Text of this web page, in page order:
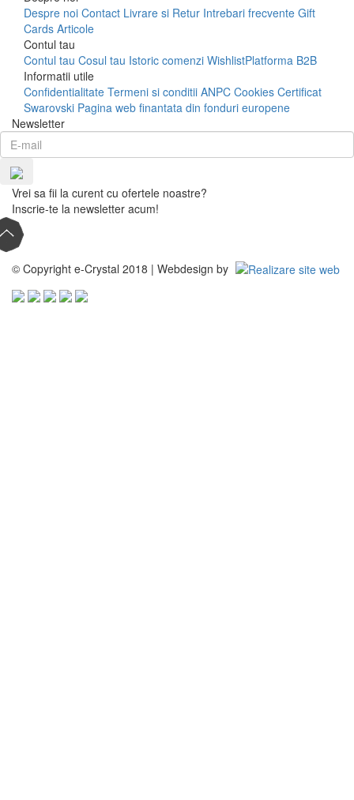
Despre noi Contact Livrare si Retur Intrebari frecvente Gift
Cards Articole
Contul tau
Contul tau Cosul tau Istoric comenzi WishlistPlatforma B2B
Informatii utile
Confidentialitate Termeni si conditii ANPC Cookies Certificat
Swarovski Pagina web finantata din fonduri europene
Newsletter
Vrei sa fii la curent cu ofertele noastre?
Inscrie-te la newsletter acum!
© Copyright e-Crystal 2018 | Webdesign by